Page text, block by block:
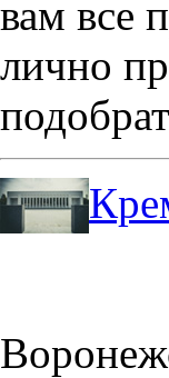
вам все
лично